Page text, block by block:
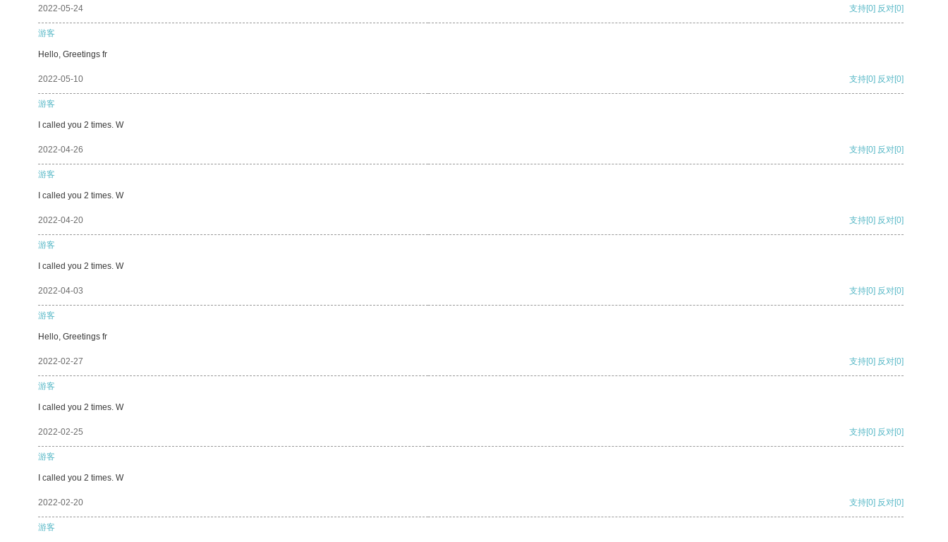
2022-05-24 支持[0] 反对[0]
游客
Hello, Greetings fr
2022-05-10 支持[0] 反对[0]
游客
I called you 2 times. W
2022-04-26 支持[0] 反对[0]
游客
I called you 2 times. W
2022-04-20 支持[0] 反对[0]
游客
I called you 2 times. W
2022-04-03 支持[0] 反对[0]
游客
Hello, Greetings fr
2022-02-27 支持[0] 反对[0]
游客
I called you 2 times. W
2022-02-25 支持[0] 反对[0]
游客
I called you 2 times. W
2022-02-20 支持[0] 反对[0]
游客